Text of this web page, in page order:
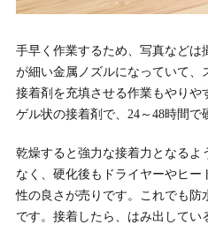
手早く作業するため、写真などは
が細い金属ノズルになっていて、
接着剤を充填させる作業もやりや
ゲル状の接着剤で、24～48時間で
乾燥すると強力な接着力となるよ
なく、硬化後もドライヤーやヒ
性の良さが売りです。これでも防
です。接着したら、はみ出してい